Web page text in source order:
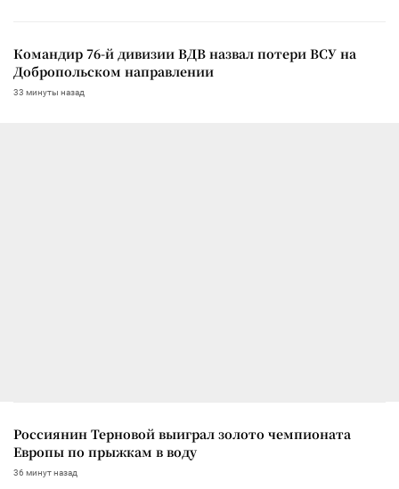
Командир 76-й дивизии ВДВ назвал потери ВСУ на
Добропольском направлении
33 минуты назад
Россиянин Терновой выиграл золото чемпионата
Европы по прыжкам в воду
36 минут назад